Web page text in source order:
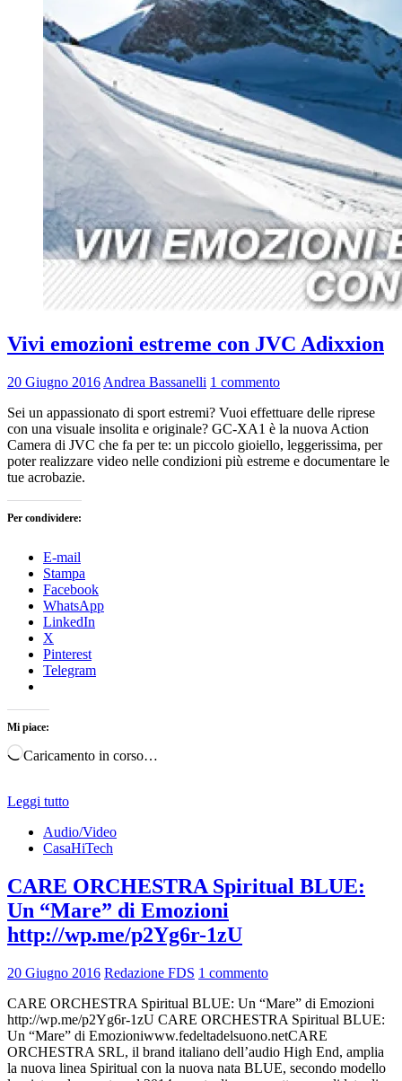
Vivi emozioni estreme con JVC Adixxion
20 Giugno 2016 Andrea Bassanelli 1 commento
Sei un appassionato di sport estremi? Vuoi effettuare delle riprese
con una visuale insolita e originale? GC-XA1 è la nuova Action
Camera di JVC che fa per te: un piccolo gioiello, leggerissima, per
poter realizzare video nelle condizioni più estreme e documentare le
tue acrobazie.
Per condividere:
E-mail
Stampa
Facebook
WhatsApp
LinkedIn
X
Pinterest
Telegram
Mi piace:
Caricamento in corso…
Leggi tutto
Audio/Video
CasaHiTech
CARE ORCHESTRA Spiritual BLUE:
Un “Mare” di Emozioni
http://wp.me/p2Yg6r-1zU
20 Giugno 2016 Redazione FDS 1 commento
CARE ORCHESTRA Spiritual BLUE: Un “Mare” di Emozioni
http://wp.me/p2Yg6r-1zU CARE ORCHESTRA Spiritual BLUE:
Un “Mare” di Emozioniwww.fedeltadelsuono.netCARE
ORCHESTRA SRL, il brand italiano dell’audio High End, amplia
la nuova linea Spiritual con la nuova nata BLUE, secondo modello